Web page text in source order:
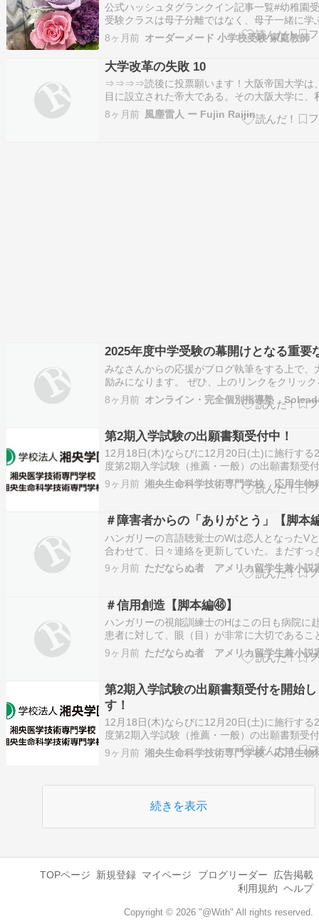
公式ハッシュタグランクイン記事一覧#幼稚園
受験クラスは母子分離ではなく、母子一緒に学
スとなります13位#学習発表会2024年11月 合
位#学習発表会東洋英和女学院小学部、合格お
ございます。27位#学習発表会東京私立小学校
は入園1年目のお子…
8ヶ月前 オーダーメード 小学校受験 家庭教師
大学改革の失敗 10
⇒⇒⇒⇒読後に投票願います！大阪帝国大学は
目に設立された帝大である。その大阪大学に、
1969年（昭和44年）に入学した。東京大学の
が、実施されなかった年である。大阪大学にも
8ヶ月前 風塵雷人 ー Fujin Raijin
2025年度中学受験の幕開けとなる重要
みなさんからの応援がブログ執筆をする上で、
励みになります。 ぜひ、上のリンクをクリッ
いします。 いよいよ明日は、2025年12月7日
す。この日は早稲田大学系属早稲田佐賀中学校
生にとって待ちに待った決戦の…
8ヶ月前 オンライン・完全個別指導塾
第2期入学試験の出願書類受付中！
12月18日(木)ならびに12月20日(土)に施行する
度第2期入学試験（推薦・一般）の出願書類受
す。 【出願書類受付期間】12月1日(月)～12月
(土)＜郵送の場合必着＞ 【試験日】12月18日(
9ヶ月前 湘央生命科学技術専門学校 応用生物
＃障害者からの「ありがとう」【脚本
ハンガリーの言語聴覚士のWは恋人となったV
合わせて、日々連絡を更新していた。まだすっ
した後味のある恋の果実とまではいかない。た
を揺さぶられる一定の感覚だけはある。その境
WはVに話し込む。W：「養成校で学ぶ…
9ヶ月前
＃信用創造【脚本編㊽】
ハンガリーの視能訓練士のHはこの日も病院に
患者に対して、眼（目）が非常に大切であるこ
言していた。視覚が最も大事だという人さえい
の眼の保養や、目の健康法などを伝授していた
う」患者：「緑を見るといいと聞きます」…
9ヶ月前
第2期入学試験の出願書類受付を開始
す！
12月18日(木)ならびに12月20日(土)に施行する
度第2期入学試験（推薦・一般）の出願書類受
します。 【出願書類受付期間】12月1日(月)～
日(土)＜郵送の場合必着＞ ※Web出願サイトの
…
9ヶ月前 湘央生命科学技術専門学校 応用生物
続きを表示
TOPページ 新規登録 マイページ ブログリーダー
広告掲載
利用規約 ヘルプ
Copyright © 2026 "@With" All rights reserved.